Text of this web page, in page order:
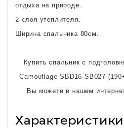
отдыха на природе.
2 слоя утеплителя.
Ширина спальника 80см.
Купить спальник с
Camouflage SBD16-SB027
Вы можете в нашем
Характеристики